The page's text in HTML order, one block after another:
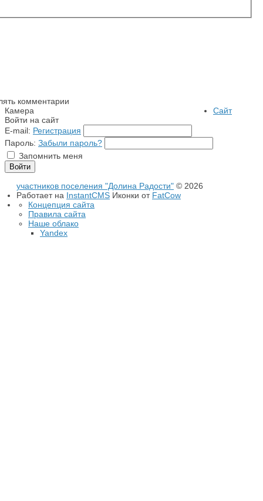
комментарии
Камера
Войти на сайт
E-mail: Регистрация
Пароль: Забыли пароль?
Запомнить меня
Сайт
участников поселения "Долина Радости" © 2026
Работает на InstantCMS Иконки от FatCow
Концепция сайта
Правила сайта
Наше облако
Yandex